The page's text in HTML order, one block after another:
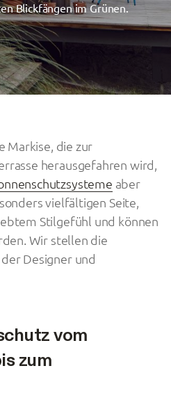
Blickfängen im Grünen.
Markise, die zur
herausgefahren wird,
aber
vielfältigen Seite,
Stilgefühl und können
Wir stellen die
Designer und
vom
zum